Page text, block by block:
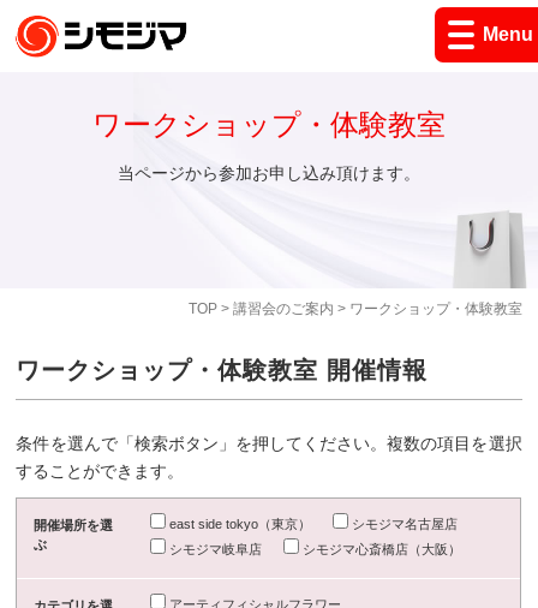
Menu
TOP> 講習会のご案内 > ワークショップ・体験教室
ワークショップ・体験教室
当ページから参加お申し込み頂けます。
ワークショップ・体験教室 開催情報
条件を選んで「検索ボタン」を押してください。複数の項目を選択
することができます。
開催場所を選
ぶ
east side tokyo（東京）
シモジマ名古屋店
シモジマ岐阜店
シモジマ心斎橋店（大阪）
アーティフィシャルフラワー